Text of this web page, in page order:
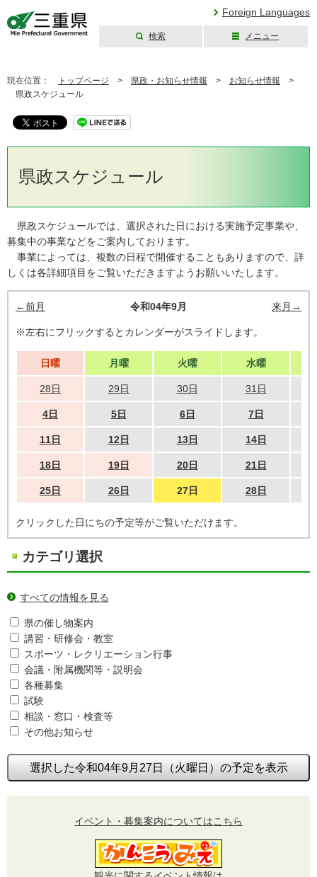
Foreign Languages
検索 メニュー
現在位置： トップページ > 県政・お知らせ情報 > お知らせ情報 >
県政スケジュール
県政スケジュール
県政スケジュールでは、選択された日における実施予定事業や、
募集中の事業などをご案内しております。
事業によっては、複数の日程で開催することもありますので、詳
しくは各詳細項目をご覧いただきますようお願いいたします。
←前月 令和04年9月 来月→
※左右にフリックするとカレンダーがスライドします。
日曜 月曜 火曜 水曜
28日 29日 30日 31日
4日 5日 6日 7日
11日 12日 13日 14日
18日 19日 20日 21日
25日 26日 27日 28日
クリックした日にちの予定等がご覧いただけます。
カテゴリ選択
すべての情報を見る
県の催し物案内
講習・研修会・教室
スポーツ・レクリエーション行事
会議・附属機関等・説明会
各種募集
試験
相談・窓口・検査等
その他お知らせ
選択した令和04年9月27日（火曜日）の予定を表示
イベント・募集案内についてはこちら